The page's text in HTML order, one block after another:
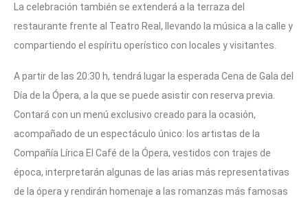
La celebración también se extenderá a la terraza del
restaurante frente al Teatro Real, llevando la música a la calle y
compartiendo el espíritu operístico con locales y visitantes.
A partir de las 20:30 h, tendrá lugar la esperada Cena de Gala del
Día de la Ópera, a la que se puede asistir con reserva previa.
Contará con un menú exclusivo creado para la ocasión,
acompañado de un espectáculo único: los artistas de la
Compañía Lírica El Café de la Ópera, vestidos con trajes de
época, interpretarán algunas de las arias más representativas
de la ópera y rendirán homenaje a las romanzas más famosas